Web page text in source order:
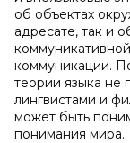
об объектах
адресате, так и
коммуникации.
теории языка не
лингвистами и
может быть
понимания мира.